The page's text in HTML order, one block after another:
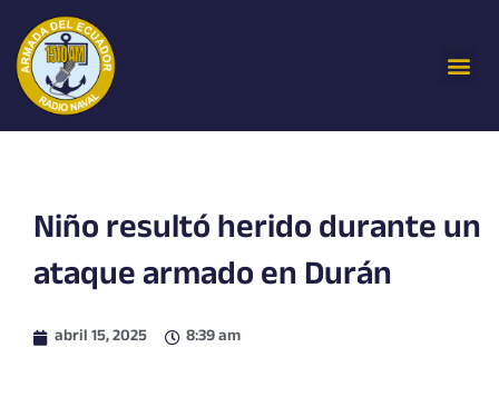
contenido
Niño resultó herido durante un
ataque armado en Durán
abril 15, 2025 8:39 am